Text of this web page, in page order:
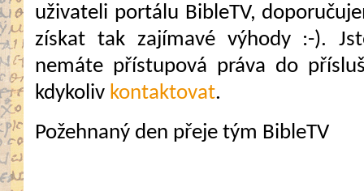
uživateli portálu BibleTV,
získat tak zajímavé výhody :-).
nemáte přístupová práva do
kdykoliv kontaktovat.
Požehnaný den přeje tým BibleTV